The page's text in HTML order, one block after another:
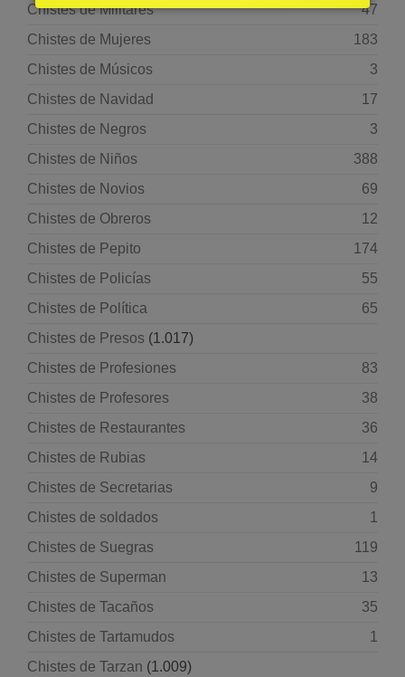
Chistes de Militares
47
Chistes de Mujeres
183
Chistes de Músicos
3
Chistes de Navidad
17
Chistes de Negros
3
Chistes de Niños
388
Chistes de Novios
69
Chistes de Obreros
12
Chistes de Pepito
174
Chistes de Policías
55
Chistes de Política
65
Chistes de Presos (1.017)
Chistes de Profesiones
83
Chistes de Profesores
38
Chistes de Restaurantes
36
Chistes de Rubias
14
Chistes de Secretarias
9
Chistes de soldados
1
Chistes de Suegras
119
Chistes de Superman
13
Chistes de Tacaños
35
Chistes de Tartamudos
1
Chistes de Tarzan (1.009)